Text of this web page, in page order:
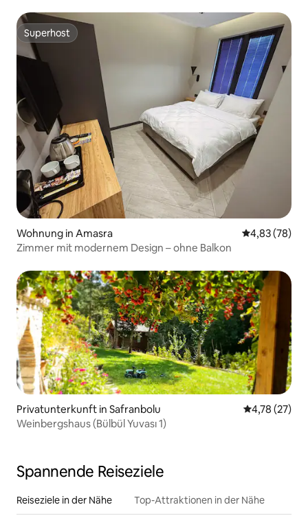
Superhost
Superhost
Wohnung in Amasra
4,83 (78)
Zimmer mit modernem Design – ohne Balkon
Privatunterkunft in Safranbolu
4,78 (27)
Weinbergshaus (Bülbül Yuvası 1)
Spannende Reiseziele
Reiseziele in der Nähe Top-Attraktionen in der Nähe